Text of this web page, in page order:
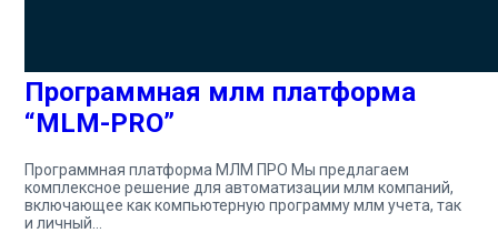
Программная млм платформа
“MLM-PRO”
Программная платформа МЛМ ПРО Мы предлагаем
комплексное решение для автоматизации млм компаний,
включающее как компьютерную программу млм учета, так
и личный…